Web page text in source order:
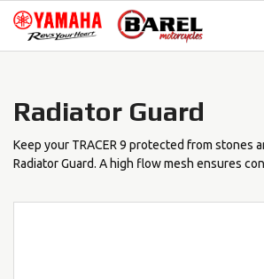
Skip
navigation
Skip
content
Radiator Guard
Keep your TRACER 9 protected from stones
Radiator Guard. A high flow mesh ensures